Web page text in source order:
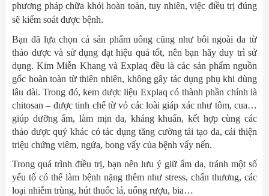
phương pháp chữa khỏi hoàn toàn, tuy nhiên, việc điều trị đúng
sẽ kiểm soát được bệnh.
Bạn đã lựa chọn cả sản phẩm uống cũng như bôi ngoài da từ
thảo dược và sử dụng đạt hiệu quả tốt, nên bạn hãy duy trì sử
dụng. Kim Miễn Khang và Explaq đều là các sản phẩm nguồn
gốc hoàn toàn từ thiên nhiên, không gây tác dụng phụ khi dùng
lâu dài. Trong đó, kem dược liệu Explaq có thành phần chính là
chitosan – được tinh chế từ vỏ các loài giáp xác như tôm, cua…
giúp dưỡng ẩm, làm mịn da, kháng khuẩn, kết hợp cùng các
thảo dược quý khác có tác dụng tăng cường tái tạo da, cải thiện
triệu chứng viêm, ngứa, bong vẩy của bệnh vẩy nến.
Trong quá trình điều trị, bạn nên lưu ý giữ ẩm da, tránh một số
yếu tố có thể làm bệnh nặng thêm như stress, chấn thương, các
loại nhiễm trùng, hút thuốc lá, uống rượu, bia…